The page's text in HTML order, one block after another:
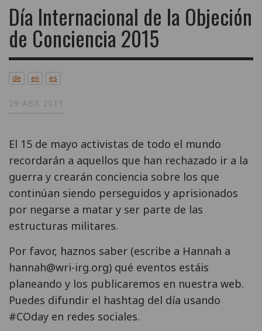
Día Internacional de la Objeción
de Conciencia 2015
de en es
29 ABR 2015
El 15 de mayo activistas de todo el mundo
recordarán a aquellos que han rechazado ir a la
guerra y crearán conciencia sobre los que
continúan siendo perseguidos y aprisionados
por negarse a matar y ser parte de las
estructuras militares.
Por favor, haznos saber (escribe a Hannah a
hannah@wri-irg.org) qué eventos estáis
planeando y los publicaremos en nuestra web.
Puedes difundir el hashtag del día usando
#COday en redes sociales.